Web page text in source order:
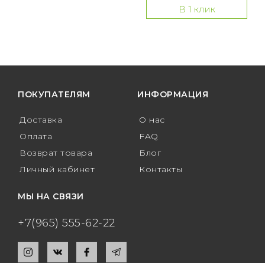
В 1 клик
ПОКУПАТЕЛЯМ
Доставка
Оплата
Возврат товара
Личный кабинет
ИНФОРМАЦИЯ
О нас
FAQ
Блог
Контакты
МЫ НА СВЯЗИ
+7(965) 555-62-22